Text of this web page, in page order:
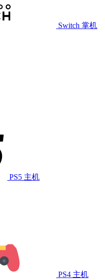
Switch 掌机
PS5 主机
PS4 主机